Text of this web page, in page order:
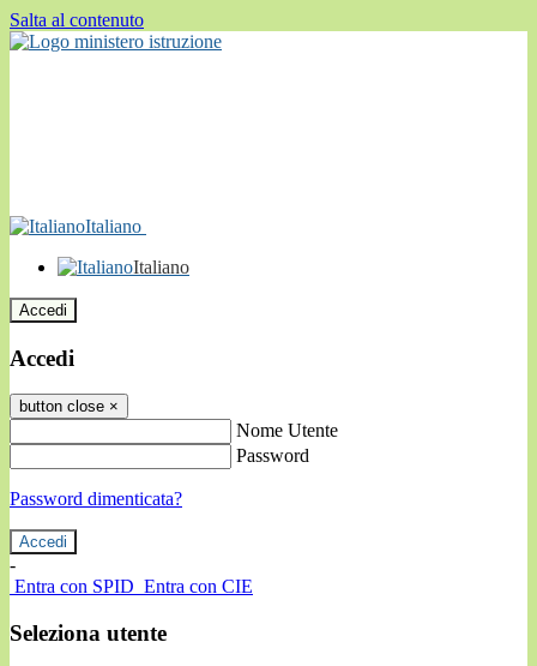
Salta al contenuto
Italiano
Italiano
Accedi
Accedi
button close ×
Nome Utente
Password
Password dimenticata?
-
Entra con SPID Entra con CIE
Seleziona utente